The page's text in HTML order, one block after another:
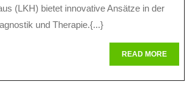
(LKH) bietet innovative Ansätze in der
und Therapie.{...}
READ MOREREAD
MORE